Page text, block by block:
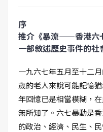
序
推介《暴流——香港六
一部敘述歷史事件的社
一九六七年五月至十二
歲的老人來說可能記憶
年回憶已是相當模糊，
無所知了。六七暴動是
的政治、經濟、民生、